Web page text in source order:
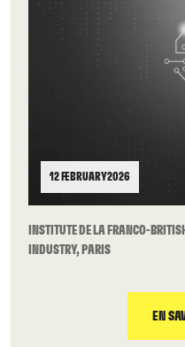
12 FEBRUARY 2026
INSTITUTE DE LA FRANCO-
INDUSTRY, PARIS
EN